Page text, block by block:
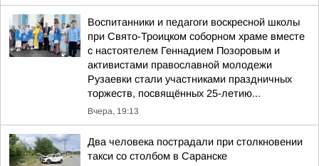
Воспитанники и педагоги воскресной школы
при Свято-Троицком соборном храме вместе
с настоятелем Геннадием Позоровым и
активистами православной молодежи
Рузаевки стали участниками праздничных
торжеств, посвящённых 25-летию...
Вчера, 19:13
Два человека пострадали при столкновении
такси со столбом в Саранске